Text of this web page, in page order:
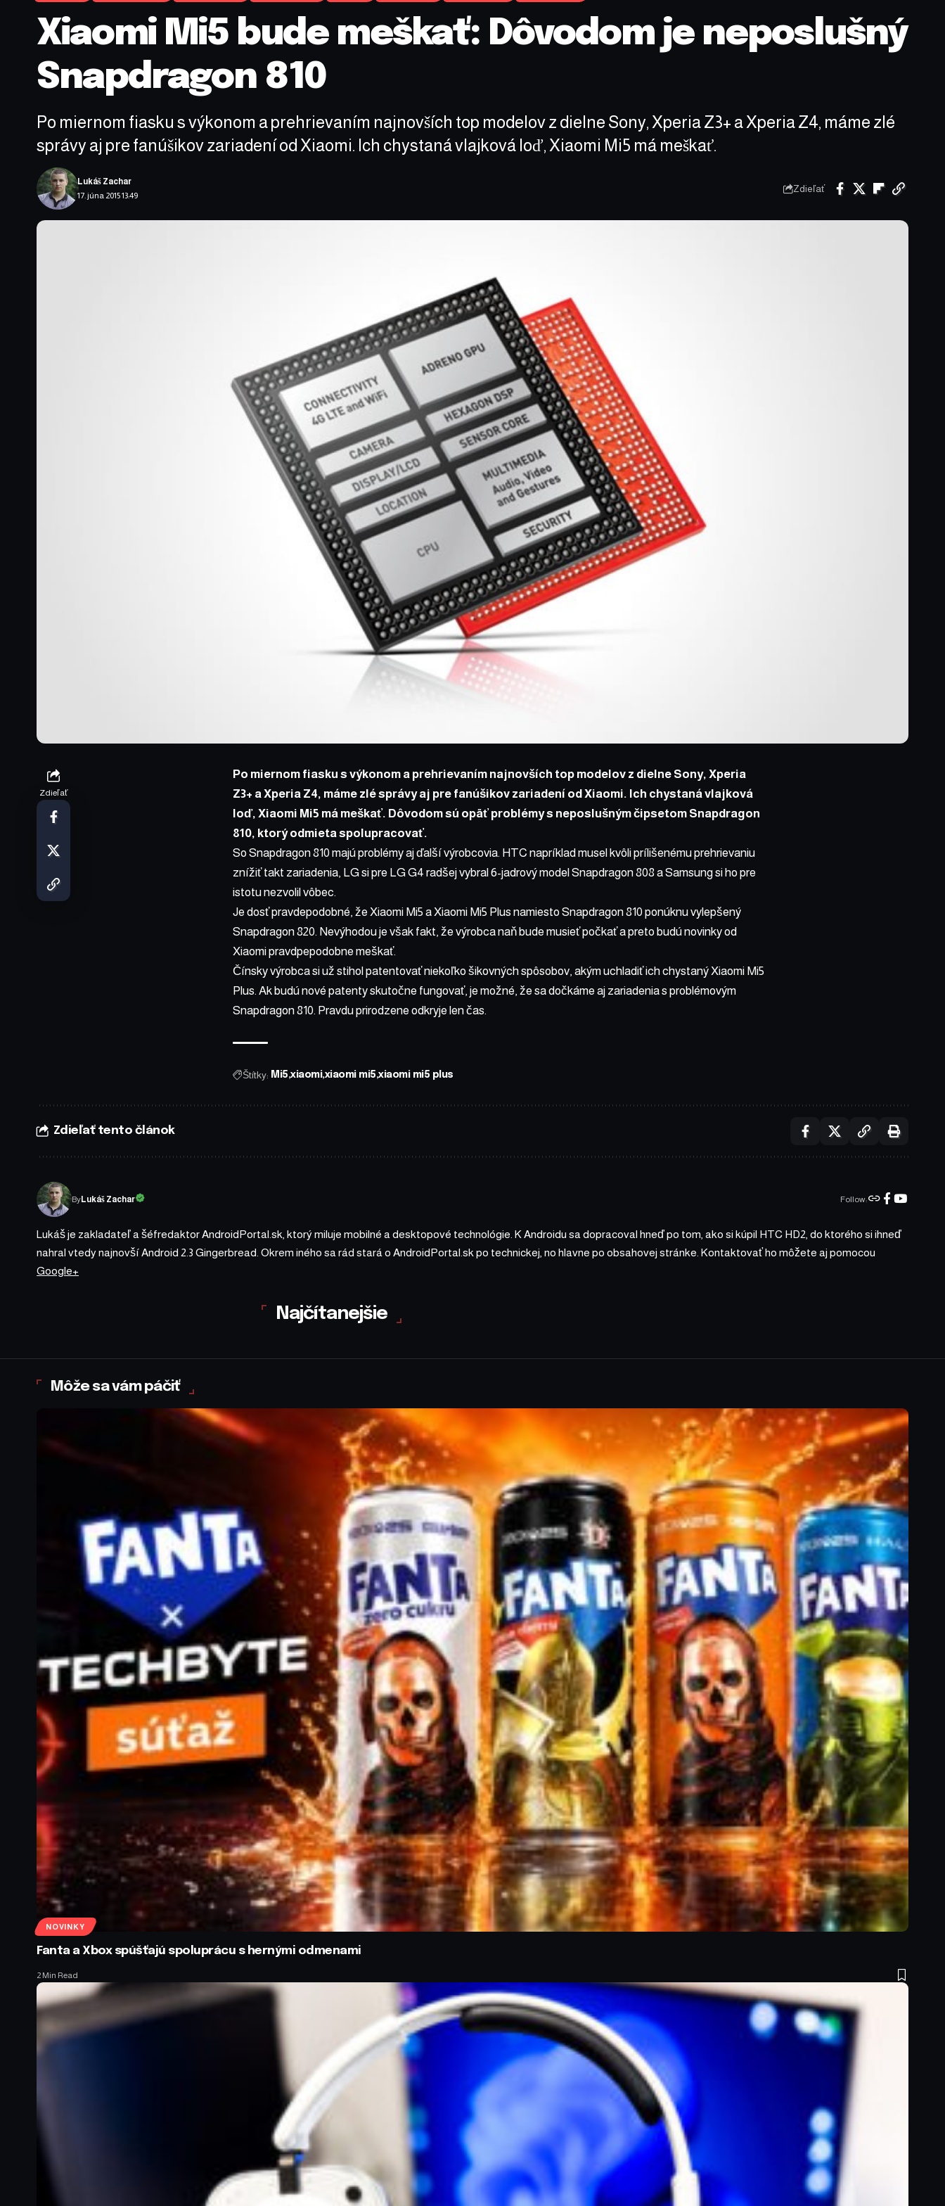
Xiaomi Mi5 bude meškať: Dôvodom je neposlušný
Snapdragon 810
Po miernom fiasku s výkonom a prehrievaním najnovších top modelov z dielne Sony, Xperia Z3+ a Xperia Z4, máme zlé
správy aj pre fanúšikov zariadení od Xiaomi. Ich chystaná vlajková loď, Xiaomi Mi5 má meškať.
17. júna 2015 13:49
Lukáš Zachar
Zdieľať
Zdieľať
Po miernom fiasku s výkonom a prehrievaním najnovších top modelov z dielne Sony, Xperia
Z3+ a Xperia Z4, máme zlé správy aj pre fanúšikov zariadení od Xiaomi. Ich chystaná vlajková
loď, Xiaomi Mi5 má meškať. Dôvodom sú opäť problémy s neposlušným čipsetom Snapdragon
810, ktorý odmieta spolupracovať.
So Snapdragon 810 majú problémy aj ďalší výrobcovia. HTC napríklad musel kvôli prílišenému prehrievaniu
znížiť takt zariadenia, LG si pre LG G4 radšej vybral 6-jadrový model Snapdragon 808 a Samsung si ho pre
istotu nezvolil vôbec.
Je dosť pravdepodobné, že Xiaomi Mi5 a Xiaomi Mi5 Plus namiesto Snapdragon 810 ponúknu vylepšený
Snapdragon 820. Nevýhodou je však fakt, že výrobca naň bude musieť počkať a preto budú novinky od
Xiaomi pravdpepodobne meškať.
Čínsky výrobca si už stihol patentovať niekoľko šikovných spôsobov, akým uchladiť ich chystaný Xiaomi Mi5
Plus. Ak budú nové patenty skutočne fungovať, je možné, že sa dočkáme aj zariadenia s problémovým
Snapdragon 810. Pravdu prirodzene odkryje len čas.
Štítky: Mi5 xiaomi xiaomi mi5 xiaomi mi5 plus
Zdieľať tento článok
ByLukáš Zachar Follow:
Lukáš je zakladateľ a šéfredaktor AndroidPortal.sk, ktorý miluje mobilné a desktopové technológie. K Androidu sa dopracoval hneď po tom, ako si kúpil HTC HD2, do ktorého si ihneď
nahral vtedy najnovší Android 2.3 Gingerbread. Okrem iného sa rád stará o AndroidPortal.sk po technickej, no hlavne po obsahovej stránke. Kontaktovať ho môžete aj pomocou
Google+
Najčítanejšie
Môže sa vám páčiť
NOVINKY
Fanta a Xbox spúšťajú spoluprácu s hernými odmenami
2 Min Read